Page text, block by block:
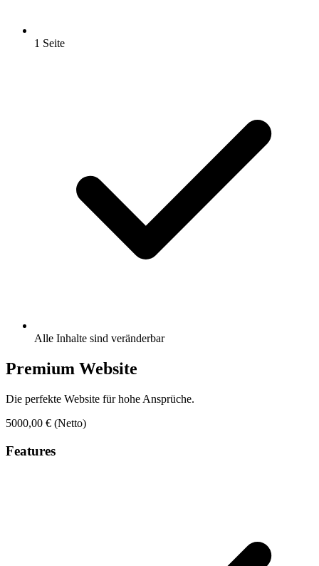
1 Seite
Alle Inhalte sind veränderbar
Premium Website
Die perfekte Website für hohe Ansprüche.
5000,00 € (Netto)
Features